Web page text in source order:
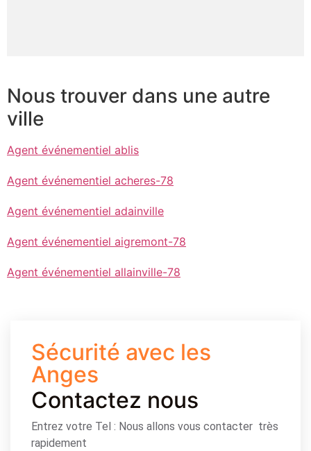
Nous trouver dans une autre
ville
Agent événementiel ablis
Agent événementiel acheres-78
Agent événementiel adainville
Agent événementiel aigremont-78
Agent événementiel allainville-78
Sécurité avec les
Anges
Contactez nous
Entrez votre Tel : Nous allons vous contacter très
rapidement